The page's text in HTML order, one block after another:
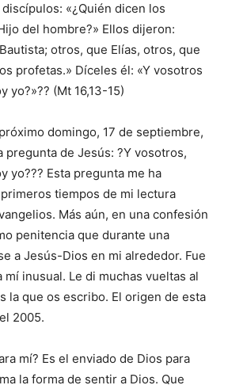
«¿Quién dicen los
del hombre?» Ellos dijeron:
otros, que Elías, otros, que
profetas.» Díceles él: «Y vosotros
yo?»?? (Mt 16,13-15)
domingo, 17 de septiembre,
pregunta de Jesús: ?Y vosotros,
yo??? Esta pregunta me ha
tiempos de mi lectura
Más aún, en una confesión
penitencia que durante una
a Jesús-Dios en mi alrededor. Fue
mí inusual. Le di muchas vueltas al
la que os escribo. El origen de esta
2005.
mí? Es el enviado de Dios para
la forma de sentir a Dios. Que